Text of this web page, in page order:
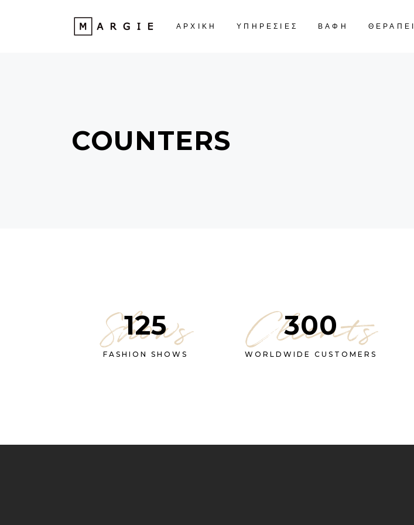
ΑΡΧΙΚΗ ΥΠΗΡΕΣΙΕΣ ΒΑΦΗ
COUNTERS
Shows
125
FASHION SHOWS Clients
300
WORLDWIDE CUSTOMERS